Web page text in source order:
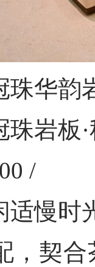
华韵
岩板
/
适慢时
，契